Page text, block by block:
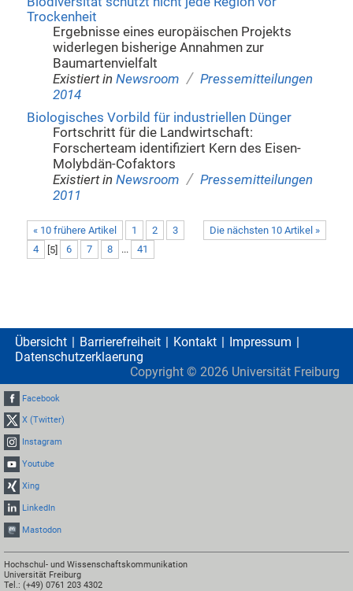
Trockenheit
Ergebnisse eines europäischen Projekts
widerlegen bisherige Annahmen zur
Baumartenvielfalt
Existiert in Newsroom / Pressemitteilungen
2014
Biologisches Vorbild für industriellen Dünger
Fortschritt für die Landwirtschaft:
Forscherteam identifiziert Kern des Eisen-
Molybdän-Cofaktors
Existiert in Newsroom / Pressemitteilungen
2011
« 10 frühere Artikel Die nächsten 10 Artikel »
1 2
3
4
[5] 6 7 8 ... 41
Übersicht Barrierefreiheit Kontakt
Impressum
Datenschutzerklaerung
Copyright © 2026 Universität Freiburg
Facebook
X (Twitter)
Instagram
Youtube
Xing
LinkedIn
Mastodon
Hochschul- und Wissenschaftskommunikation
Universität Freiburg
Tel.: (+49) 0761 203 4302